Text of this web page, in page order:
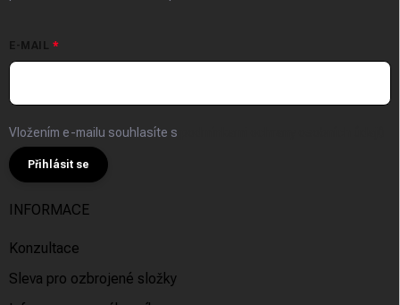
E-MAIL
Vložením e-mailu souhlasíte s
Přihlásit se
INFORMACE
Konzultace
Sleva pro ozbrojené složky